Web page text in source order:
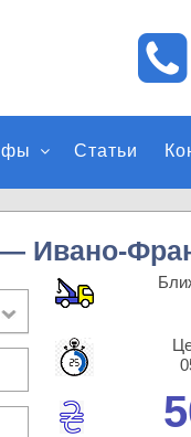
к
п
о
й
у
Статьи
Ивано-